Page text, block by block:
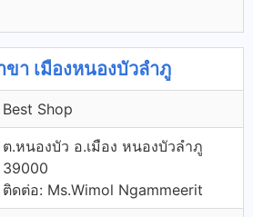
า เมืองหนองบัวลำภู
Best Shop
ต.หนองบัว อ.เมือง หนองบัวลำภู
39000
ติดต่อ: Ms.Wimol Ngammeerit